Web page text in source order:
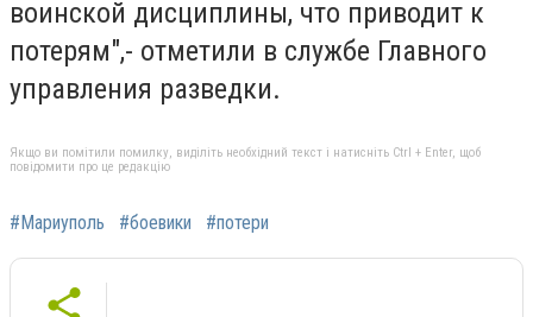
воинской дисциплины, что приводит к
потерям",- отметили в службе Главного
управления разведки.
Якщо ви помітили помилку, виділіть необхідний текст і натисніть Ctrl + Enter, щоб
повідомити про це редакцію
#Мариуполь #боевики #потери